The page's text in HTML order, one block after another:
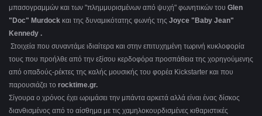
μπασογραμμών και των "πλημμυρισμένων από ψυχή" φωνητικών του Glen
"Doc" Murdock και της δυναμικότατης φωνής της Joyce "Baby Jean"
Kennedy .
Στοιχεία που συναντάμε ιδιαίτερα και στην επιτυχημένη τωρινή κυκλοφορία
τους που προήλθε από την εξίσου κερδοφόρα προσπάθεια της χορηγούμενης
από οπαδούς-ρέκτες της καλής μουσικής του φορέα Kickstarter και που
παρουσιάζει το rocktime.gr.
Σίγουρα ο χρόνος έχει ωριμάσει την μπάντα αρκετά αλλά είναι ένας δίσκος
διανθισμένος από το αίσθημα με τις χαμηλοκουρδισμένες κιθαριστικές